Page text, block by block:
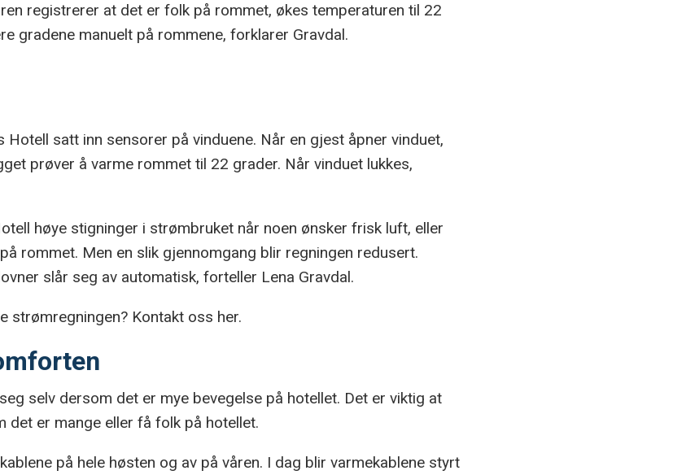
registrerer at det er folk på rommet, økes temperaturen til 22
gradene manuelt på rommene, forklarer Gravdal.
Hotell satt inn sensorer på vinduene. Når en gjest åpner vinduet,
prøver å varme rommet til 22 grader. Når vinduet lukkes,
høye stigninger i strømbruket når noen ønsker frisk luft, eller
rommet. Men en slik gjennomgang blir regningen redusert.
slår seg av automatisk, forteller Lena Gravdal.
strømregningen? Kontakt oss her.
selv dersom det er mye bevegelse på hotellet. Det er viktig at
det er mange eller få folk på hotellet.
på hele høsten og av på våren. I dag blir varmekablene styrt